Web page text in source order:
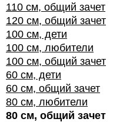
110 см, общий зачет
120 см, общий зачет
100 см, дети
100 см, любители
100 см, общий зачет
60 см, дети
60 см, общий зачет
80 см, любители
80 см, общий зачет